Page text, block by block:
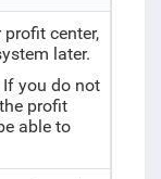
center,
later.
If you do not
profit
able to